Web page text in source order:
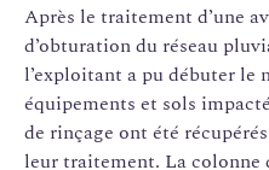
Après le traitement d’une
d’obturation du réseau
l’exploitant a pu débuter le
équipements et sols
de rinçage ont été
leur traitement. La colonne